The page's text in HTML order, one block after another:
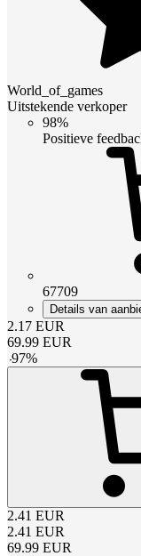
World_of_games
Uitstekende verkoper
98%
Positieve
67709
Details van
2.17 EUR
69.99 EUR
-97%
2.41 EUR
2.41 EUR
69.99 EUR